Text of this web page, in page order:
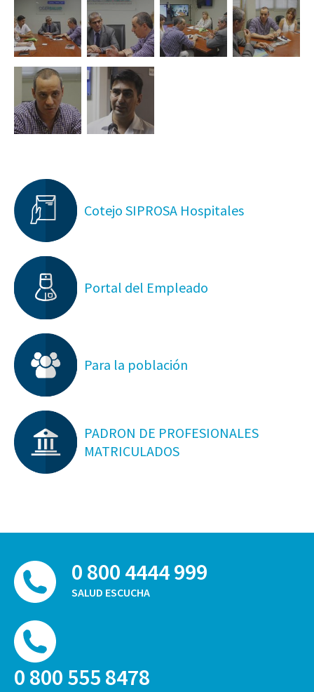
Cotejo SIPROSA Hospitales
Portal del Empleado
Para la población
PADRON DE PROFESIONALES
MATRICULADOS
0 800 4444 999
SALUD ESCUCHA
0 800 555 8478